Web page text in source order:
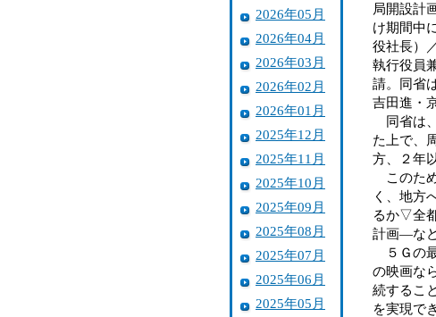
2026年05月
2026年04月
2026年03月
2026年02月
2026年01月
2025年12月
2025年11月
2025年10月
2025年09月
2025年08月
2025年07月
2025年06月
2025年05月
局開設計
け期間中
役社長）
執行役員
請。同省
吉田進・
同省は
た上で、
方、２年
このた
く、地方
るか▽全
計画―な
５Ｇの
の映画な
続するこ
を実現で